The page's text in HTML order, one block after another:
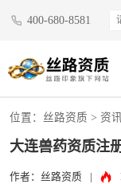
400-680-8581
位置： 丝路资质 > 资
大连兽药资质注
作者：丝路资质